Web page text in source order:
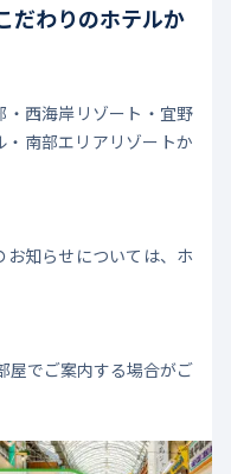
だわりのホテルか
西海岸リゾート・宜野
南部エリアリゾートか
知らせについては、ホ
屋でご案内する場合がご